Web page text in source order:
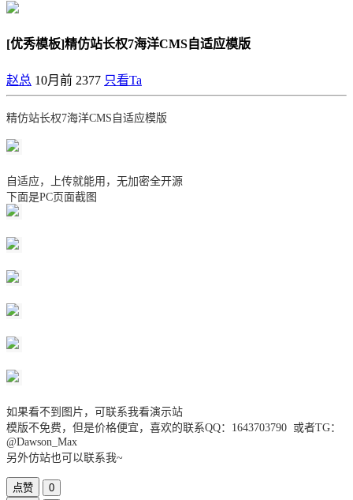
[优秀模板]精仿站长权7海洋CMS自适应模版
赵总 10月前 2377 只看Ta
精仿站长权7海洋CMS自适应模版
自适应，上传就能用，无加密全开源
下面是PC页面截图
如果看不到图片，可联系我看演示站
模版不免费，但是价格便宜，喜欢的联系QQ：1643703790 或者TG：
@Dawson_Max
另外仿站也可以联系我~
点赞
0